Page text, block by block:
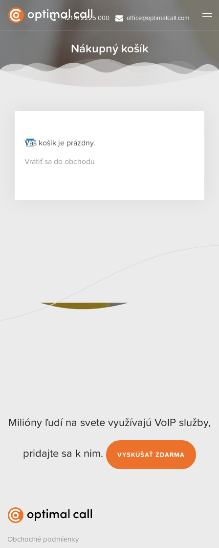
+421 41 2225 000 office@optimalcall.com
Nákupný košík
Váš košík je prázdny.
Vrátiť sa do obchodu
Milióny ľudí na svete využívajú VoIP služby,
pridajte sa k nim.
VYSKÚŠAŤ ZDARMA
Obchodné podmienky